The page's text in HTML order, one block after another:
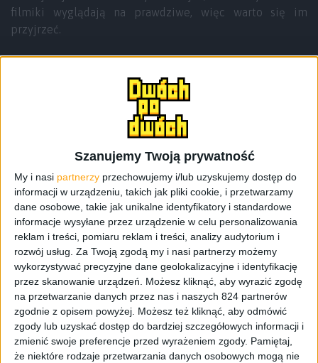
Szanujemy Twoją prywatność
My i nasi partnerzy przechowujemy i/lub uzyskujemy dostęp do
informacji w urządzeniu, takich jak pliki cookie, i przetwarzamy
dane osobowe, takie jak unikalne identyfikatory i standardowe
informacje wysyłane przez urządzenie w celu personalizowania
reklam i treści, pomiaru reklam i treści, analizy audytorium i
rozwój usług. Za Twoją zgodą my i nasi partnerzy możemy
wykorzystywać precyzyjne dane geolokalizacyjne i identyfikację
przez skanowanie urządzeń. Możesz kliknąć, aby wyrazić zgodę
na przetwarzanie danych przez nas i naszych 824 partnerów
zgodnie z opisem powyżej. Możesz też kliknąć, aby odmówić
zgody lub uzyskać dostęp do bardziej szczegółowych informacji i
zmienić swoje preferencje przed wyrażeniem zgody. Pamiętaj,
że niektóre rodzaje przetwarzania danych osobowych mogą nie
filmiki wyglądają na prawdziwe, więc warto się im
przyjrzeć.
Tutaj tak naprawdę nie ma zbyt wiele do pisania. Według
znalezionych w Internecie informacji, Instagram chce
wprowadzić usługę transmitowania wideo na żywo.
Wszystko brzmi całkiem ciekawie, a usługa jest
doskonale znana z Facebooka, który od jakiegoś czasu
kiedy i czy na pewno takie coś się pojawi, ale
twierdzi, że znalazł już taką funkcję pomiędzy Instagram
Stories na Androidzie. Jak widzicie, okienko posiada
baner „Live” i pojawił się guzik „Go Insta!”
rozpoczynający transmisję. Czy Instagram stanie się
wreszcieinsta, a raczejinstant ? Pożyjemy, zobaczymy.
Wideo, które pokazuje tę funkcję możecie zobaczyć tutaj,
a kilka zrzutów ekranu z Instagrama załączam poniżej. Co
o tym myślicie?